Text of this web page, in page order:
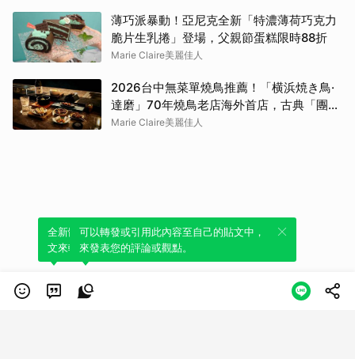
薄巧派暴動！亞尼克全新「特濃薄荷巧克力
脆片生乳捲」登場，父親節蛋糕限時88折
Marie Claire美麗佳人
2026台中無菜單燒鳥推薦！「横浜焼き鳥·
達磨」70年燒鳥老店海外首店，古典「團扇
控火」技法成就銷魂美味
Marie Claire美麗佳人
全新體驗！一鍵引用此內容，透過發布貼
文來輕鬆表達個人立場。
可以轉發或引用此內容至自己的貼文中，
來發表您的評論或觀點。